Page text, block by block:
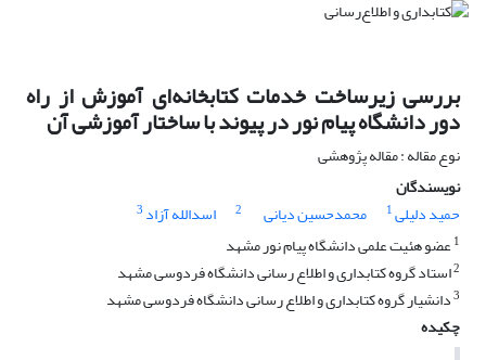
بررسی زیرساخت خدمات کتابخانه‌ای آموزش از راه
دور دانشگاه پیام نور در پیوند با ساختار آموزشی آن
نوع مقاله : مقاله پژوهشی
نویسندگان
حمید دلیلی1 محمدحسین دیانی 2 اسدالله آزاد 3
1عضو هئیت علمی دانشگاه پیام نور مشهد
2استاد گروه کتابداری و اطلاع رسانی دانشگاه فردوسی مشهد
3دانشیار گروه کتابداری و اطلاع رسانی دانشگاه فردوسی مشهد
چکیده